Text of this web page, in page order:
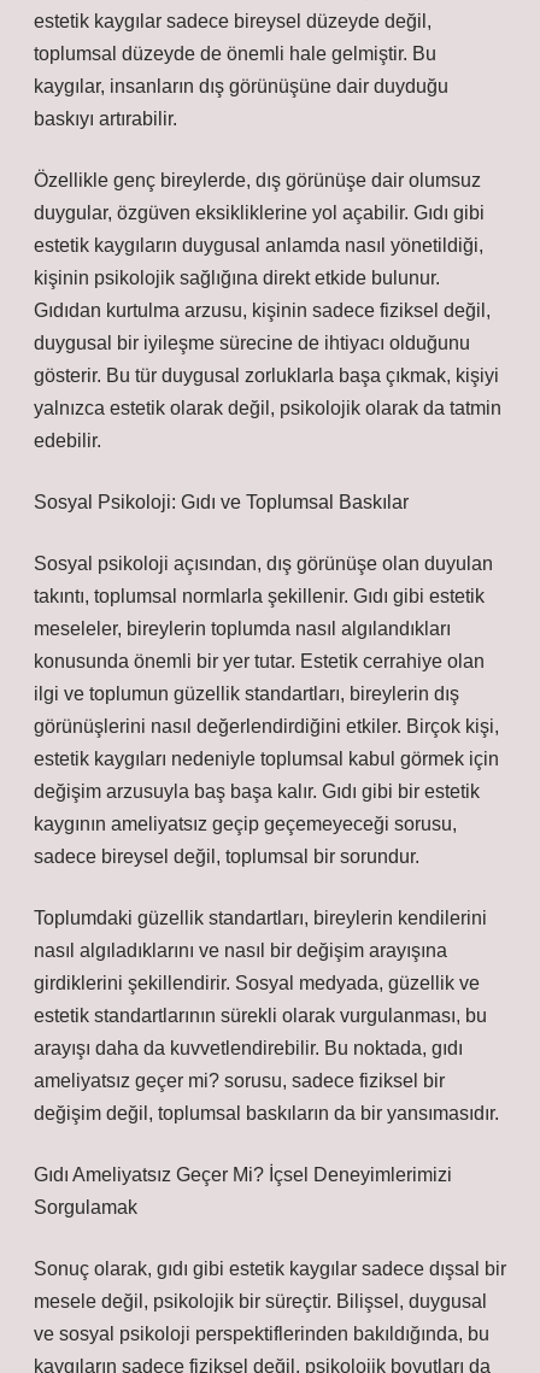
estetik kaygılar sadece bireysel düzeyde değil,
toplumsal düzeyde de önemli hale gelmiştir. Bu
kaygılar, insanların dış görünüşüne dair duyduğu
baskıyı artırabilir.
Özellikle genç bireylerde, dış görünüşe dair olumsuz
duygular, özgüven eksikliklerine yol açabilir. Gıdı gibi
estetik kaygıların duygusal anlamda nasıl yönetildiği,
kişinin psikolojik sağlığına direkt etkide bulunur.
Gıdıdan kurtulma arzusu, kişinin sadece fiziksel değil,
duygusal bir iyileşme sürecine de ihtiyacı olduğunu
gösterir. Bu tür duygusal zorluklarla başa çıkmak, kişiyi
yalnızca estetik olarak değil, psikolojik olarak da tatmin
edebilir.
Sosyal Psikoloji: Gıdı ve Toplumsal Baskılar
Sosyal psikoloji açısından, dış görünüşe olan duyulan
takıntı, toplumsal normlarla şekillenir. Gıdı gibi estetik
meseleler, bireylerin toplumda nasıl algılandıkları
konusunda önemli bir yer tutar. Estetik cerrahiye olan
ilgi ve toplumun güzellik standartları, bireylerin dış
görünüşlerini nasıl değerlendirdiğini etkiler. Birçok kişi,
estetik kaygıları nedeniyle toplumsal kabul görmek için
değişim arzusuyla baş başa kalır. Gıdı gibi bir estetik
kaygının ameliyatsız geçip geçemeyeceği sorusu,
sadece bireysel değil, toplumsal bir sorundur.
Toplumdaki güzellik standartları, bireylerin kendilerini
nasıl algıladıklarını ve nasıl bir değişim arayışına
girdiklerini şekillendirir. Sosyal medyada, güzellik ve
estetik standartlarının sürekli olarak vurgulanması, bu
arayışı daha da kuvvetlendirebilir. Bu noktada, gıdı
ameliyatsız geçer mi? sorusu, sadece fiziksel bir
değişim değil, toplumsal baskıların da bir yansımasıdır.
Gıdı Ameliyatsız Geçer Mi? İçsel Deneyimlerimizi
Sorgulamak
Sonuç olarak, gıdı gibi estetik kaygılar sadece dışsal bir
mesele değil, psikolojik bir süreçtir. Bilişsel, duygusal
ve sosyal psikoloji perspektiflerinden bakıldığında, bu
kaygıların sadece fiziksel değil, psikolojik boyutları da